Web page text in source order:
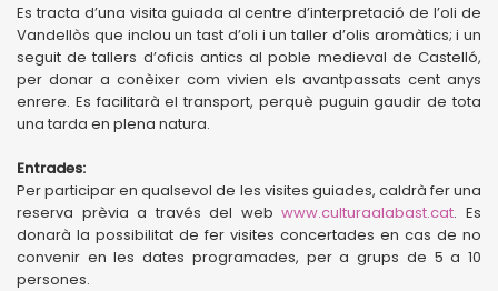
Es tracta d’una visita guiada al centre d’interpretació de l’oli de
Vandellòs que inclou un tast d’oli i un taller d’olis aromàtics; i un
seguit de tallers d’oficis antics al poble medieval de Castelló,
per donar a conèixer com vivien els avantpassats cent anys
enrere. Es facilitarà el transport, perquè puguin gaudir de tota
una tarda en plena natura.
Entrades:
Per participar en qualsevol de les visites guiades, caldrà fer una
reserva prèvia a través del webwww.culturaalabast.cat. Es
donarà la possibilitat de fer visites concertades en cas de no
convenir en les dates programades, per a grups de 5 a 10
persones.